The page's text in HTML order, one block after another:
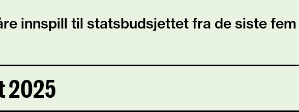
innspill til statsbudsjettet fra de siste fem
2025